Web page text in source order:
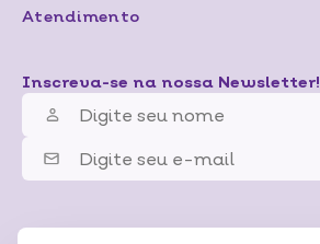
Atendimento
Inscreva-se na nossa Newsletter!